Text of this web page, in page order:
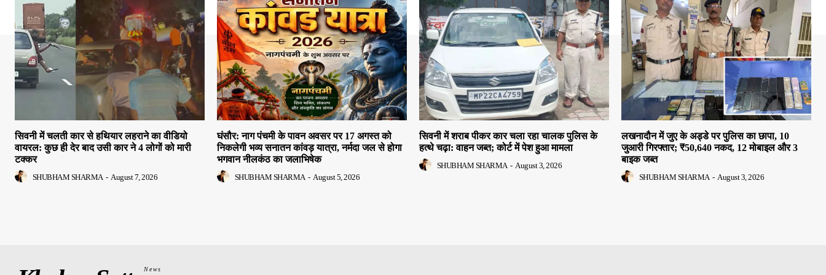
सिवनी में चलती कार से हथियार लहराने का वीडियो
वायरल: कुछ ही देर बाद उसी कार ने 4 लोगों को मारी
टक्कर
SHUBHAM SHARMA - August 7, 2026
घंसौर: नाग पंचमी के पावन अवसर पर 17 अगस्त को
निकलेगी भव्य सनातन कांवड़ यात्रा, नर्मदा जल से होगा
भगवान नीलकंठ का जलाभिषेक
SHUBHAM SHARMA - August 5, 2026
सिवनी में शराब पीकर कार चला रहा चालक पुलिस के
हत्थे चढ़ा: वाहन जब्त; कोर्ट में पेश हुआ मामला
SHUBHAM SHARMA - August 3, 2026
लखनादौन में जुए के अड्डे पर पुलिस का छापा, 10
जुआरी गिरफ्तार; ₹50,640 नकद, 12 मोबाइल और 3
बाइक जब्त
SHUBHAM SHARMA - August 3, 2026
News